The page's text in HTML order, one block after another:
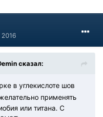
сказал:
в углекислоте шов
применять
или титана. С